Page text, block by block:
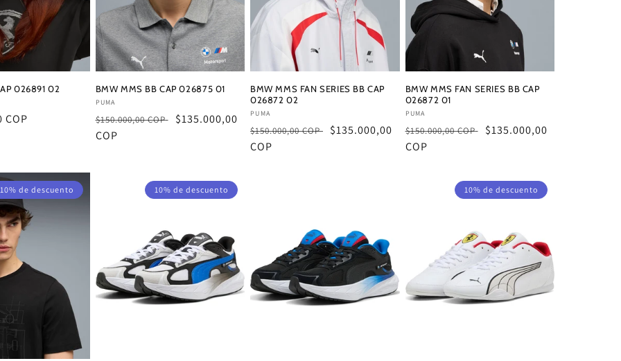
026891 02
COP
BMW MMS BB CAP 026875 01
Proveedor:
PUMA
Precio
habitual
$150.000,00 COP
Precio
$135.000,00
COP
BMW MMS FAN SERIES BB CAP
026872 02
Proveedor:
PUMA
Precio
habitual
$150.000,00 COP
Precio
$135.000,00
COP
BMW MMS FAN SERIES BB CAP
026872 01
Proveedor:
PUMA
Precio
habitual
$150.000,00 COP
Precio
$135.000,00
COP
10% de descuento 10% de descuento 10% de descuento